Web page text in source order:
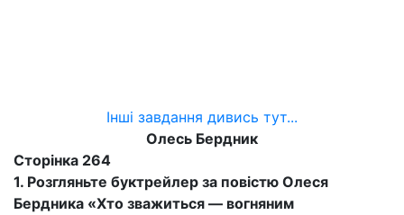
Інші завдання дивись тут...
Олесь Бердник
Сторінка 264
1. Розгляньте буктрейлер за повістю Олеся
Бердника «Хто зважиться — вогняним